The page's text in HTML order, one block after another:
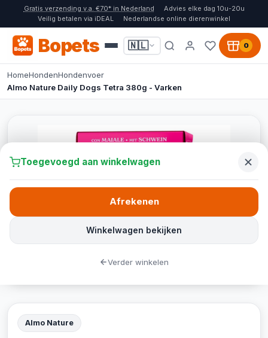
Gratis verzending v.a. €70* in Nederland
Advies elke dag 10u-20u
Veilig betalen via iDEAL
Nederlandse online dierenwinkel
Bopets 🇳🇱 0
HomeHondenHondenvoer
Almo Nature Daily Dogs Tetra 380g - Varken
Almo Nature
Toegevoegd aan winkelwagen
Winkelwagen bekijken
Afrekenen
Verder winkelen